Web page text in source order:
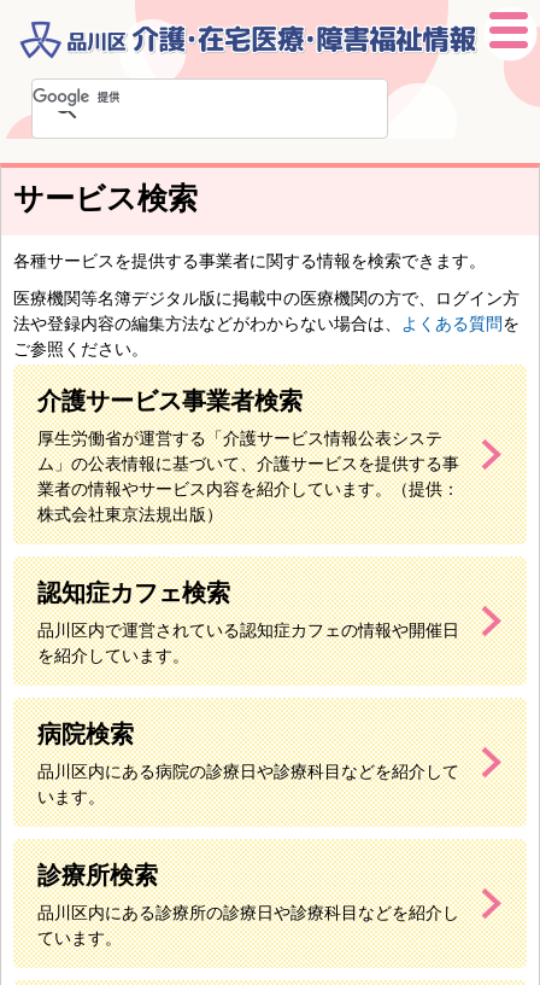
へ
移
動サービス検索
各種サービスを提供する事業者に関する情報を検索できます。
医療機関等名簿デジタル版に掲載中の医療機関の方で、ログイン方
法や登録内容の編集方法などがわからない場合は、
よくある質問を
ご参照ください。
介護サービス事業者検索
厚生労働省が運営する「介護サービス情報公表システ
ム」の公表情報に基づいて、介護サービスを提供する事
業者の情報やサービス内容を紹介しています。（提供：
株式会社東京法規出版）
認知症カフェ検索
品川区内で運営されている認知症カフェの情報や開催日
を紹介しています。
病院検索
品川区内にある病院の診療日や診療科目などを紹介して
います。
診療所検索
品川区内にある診療所の診療日や診療科目などを紹介し
ています。